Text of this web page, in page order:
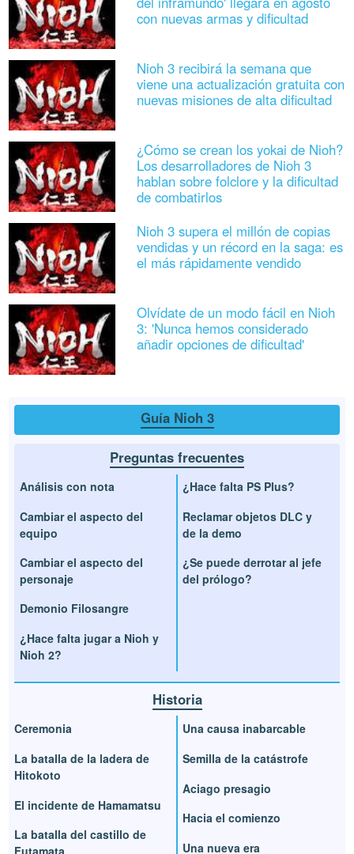
con nuevas armas y dificultad
Nioh 3 recibirá la semana que
viene una actualización gratuita con
nuevas misiones de alta dificultad
¿Cómo se crean los yokai de Nioh?
Los desarrolladores de Nioh 3
hablan sobre folclore y la dificultad
de combatirlos
Nioh 3 supera el millón de copias
vendidas y un récord en la saga: es
el más rápidamente vendido
Olvídate de un modo fácil en Nioh
3: 'Nunca hemos considerado
añadir opciones de dificultad'
Guía Nioh 3
Preguntas frecuentes
Análisis con nota
Cambiar el aspecto del
equipo
Cambiar el aspecto del
personaje
Demonio Filosangre
¿Hace falta jugar a Nioh y
Nioh 2?
¿Hace falta PS Plus?
Reclamar objetos DLC y
de la demo
¿Se puede derrotar al jefe
del prólogo?
Historia
Ceremonia
La batalla de la ladera de
Hitokoto
El incidente de Hamamatsu
La batalla del castillo de
Una causa inabarcable
Semilla de la catástrofe
Aciago presagio
Hacia el comienzo
Una nueva era